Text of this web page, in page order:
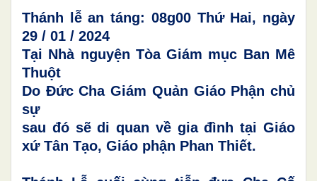
Thánh lễ an táng: 08g00 Thứ Hai, ngày
29 / 01 / 2024
Tại Nhà nguyện Tòa Giám mục Ban Mê
Thuột
Do Đức Cha Giám Quản Giáo Phận chủ
sự
sau đó sẽ di quan về gia đình tại Giáo
xứ Tân Tạo, Giáo phận Phan Thiết.